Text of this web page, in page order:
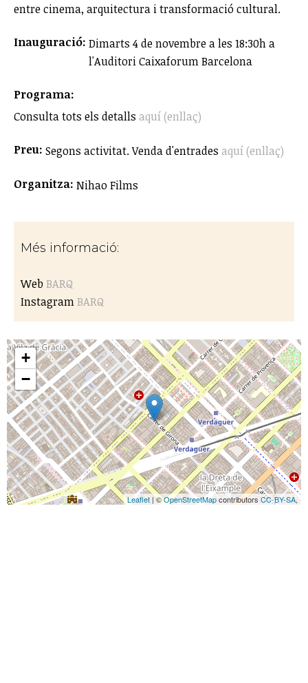
entre cinema, arquitectura i transformació cultural.
Inauguració: Dimarts 4 de novembre a les 18:30h a
l'Auditori Caixaforum Barcelona
Programa:
Consulta tots els detalls aquí (enllaç)
Preu: Segons activitat. Venda d'entrades aquí (enllaç)
Organitza: Nihao Films
Més informació:
WebBARQ
InstagramBARQ
+
−
Leaflet | ©OpenStreetMapcontributors CC-BY-SA,